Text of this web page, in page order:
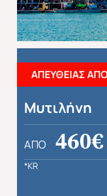
ΑΠΕΥΘΕΙΑΣ
Μυτιλήνη
ΑΠΌ 460€
*KR